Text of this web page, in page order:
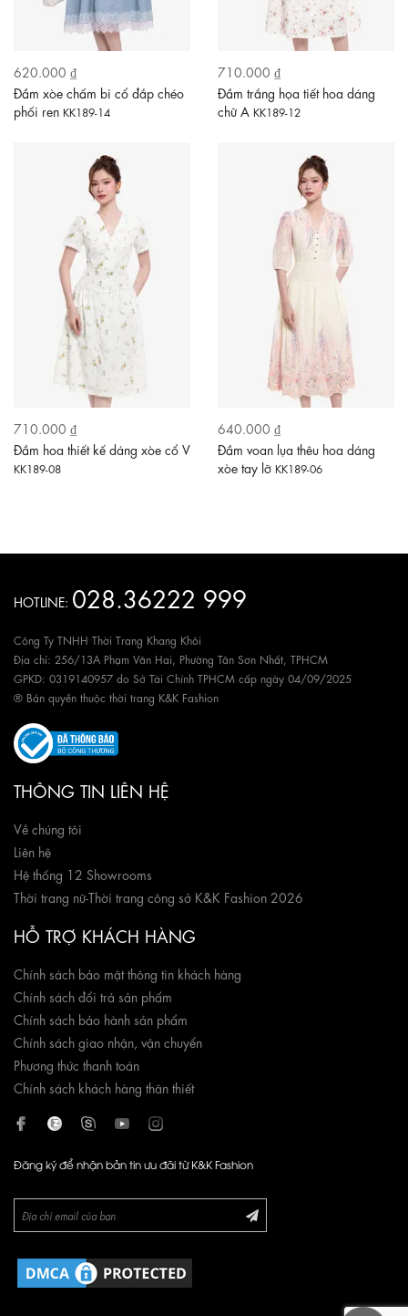
620.000 ₫
Đầm xòe chấm bi cổ đắp chéo
phối ren KK189-14
710.000 ₫
Đầm trắng họa tiết hoa dáng
chữ A KK189-12
710.000 ₫
Đầm hoa thiết kế dáng xòe cổ V
KK189-08
640.000 ₫
Đầm voan lụa thêu hoa dáng
xòe tay lỡ KK189-06
HOTLINE: 028.36222 999
Công Ty TNHH Thời Trang Khang Khôi
Địa chỉ: 256/13A Phạm Văn Hai, Phường Tân Sơn Nhất, TPHCM
GPKD: 0319140957 do Sở Tài Chính TPHCM cấp ngày 04/09/2025
® Bản quyền thuộc thời trang K&K Fashion
THÔNG TIN LIÊN HỆ
Về chúng tôi
Liên hệ
Hệ thống 12 Showrooms
Thời trang nữ-Thời trang công sở K&K Fashion 2026
HỖ TRỢ KHÁCH HÀNG
Chính sách bảo mật thông tin khách hàng
Chính sách đổi trả sản phẩm
Chính sách bảo hành sản phẩm
Chính sách giao nhận, vận chuyển
Phương thức thanh toán
Chính sách khách hàng thân thiết
Đăng ký để nhận bản tin ưu đãi từ K&K Fashion